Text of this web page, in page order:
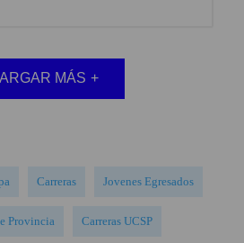
MÁS +
Carreras Jovenes Egresados
Provincia Carreras UCSP